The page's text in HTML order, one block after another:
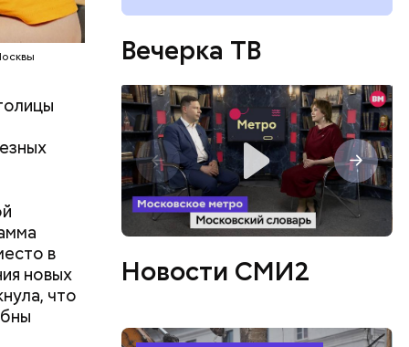
в
новых
что
по
Вечерка ТВ
Новости СМИ2